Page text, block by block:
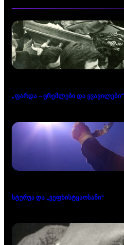
„ფარდა – ცრემლები და ყვავილები“
სტურუა და „ვეფხისტყაოსანი“